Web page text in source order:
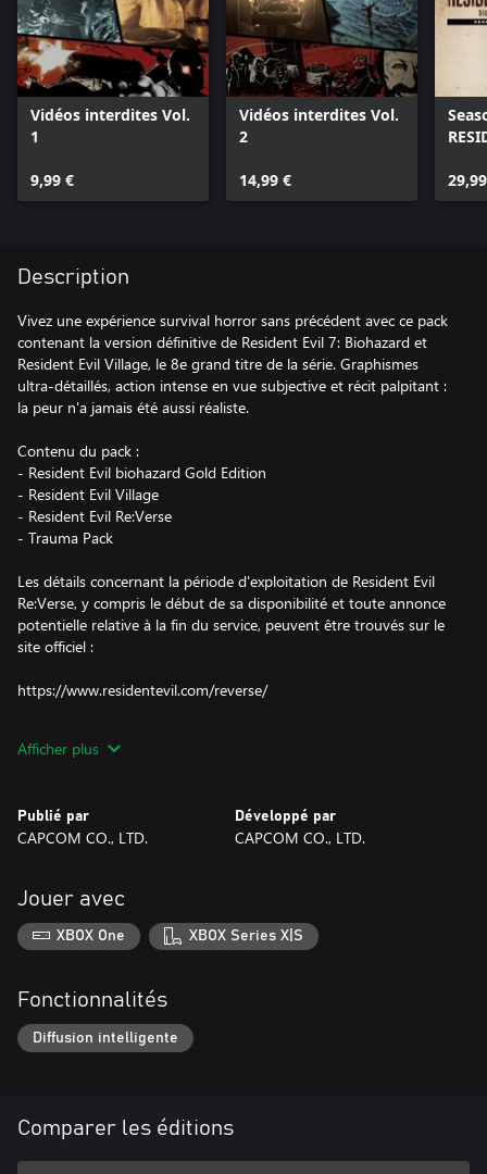
Vidéos interdites Vol.
1
9,99 €
Vidéos interdites Vol.
2
14,99 €
Description
Vivez une expérience survival horror sans précédent avec ce pack
contenant la version définitive de Resident Evil 7: Biohazard et
Resident Evil Village, le 8e grand titre de la série. Graphismes
ultra-détaillés, action intense en vue subjective et récit palpitant :
la peur n'a jamais été aussi réaliste.
Contenu du pack :
- Resident Evil biohazard Gold Edition
- Resident Evil Village
- Resident Evil Re:Verse
- Trauma Pack
Les détails concernant la période d'exploitation de Resident Evil
Re:Verse, y compris le début de sa disponibilité et toute annonce
potentielle relative à la fin du service, peuvent être trouvés sur le
site officiel :
https://www.residentevil.com/reverse/
Evil Village, Resident Evil Re:Verse peut déjà ne plus être
Afficher plus
Publié par
CAPCOM CO., LTD.
Développé par
CAPCOM CO., LTD.
Jouer avec
XBOX One XBOX Series X|S
Fonctionnalités
Diffusion intelligente
Comparer les éditions